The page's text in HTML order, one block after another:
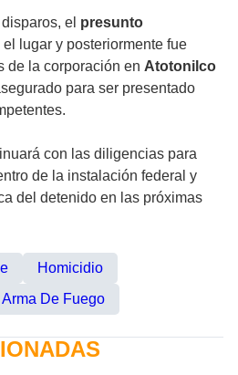
el presunto
lugar y posteriormente fue
de la corporación en Atotonilco
para ser presentado
con las diligencias para
de la instalación federal y
del detenido en las próximas
Homicidio
Arma De Fuego